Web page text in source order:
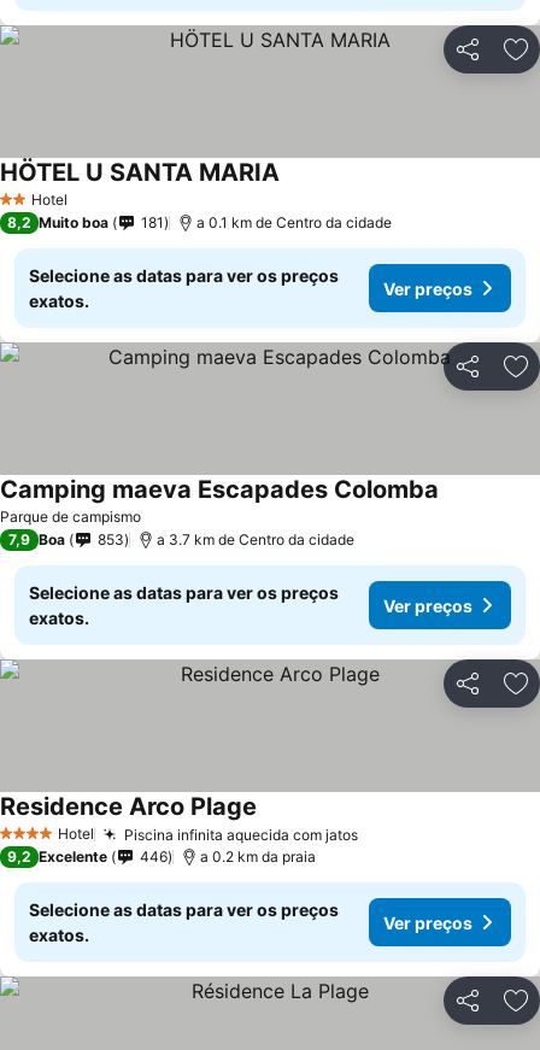
Partilhar
2 Estrelas
Hotel
HÖTEL U SANTA MARIA
8,2 Muito boa 181 a 0.1 km de Centro da cidade
Selecione as datas para ver os preços
exatos.
Ver preços
Partilhar
Parque de campismo
Camping maeva Escapades Colomba
7,9 Boa 853 a 3.7 km de Centro da cidade
Selecione as datas para ver os preços
exatos.
Ver preços
Partilhar
4 EstrelasHotel Piscina infinita aquecida com jatos
Residence Arco Plage
9,2 Excelente 446 a 0.2 km da praia
Selecione as datas para ver os preços
exatos.
Ver preços
Partilhar